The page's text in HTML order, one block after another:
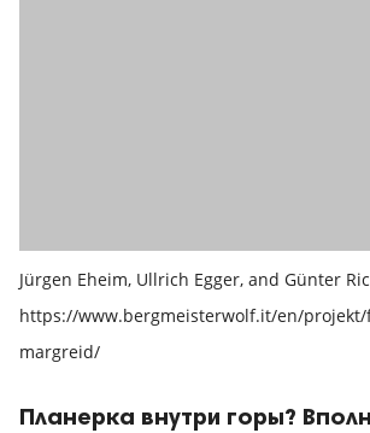
Jürgen Eheim, Ullrich Egger, and Günter
https://www.bergmeisterwolf.it/en/
margreid/
Планерка внутри горы?